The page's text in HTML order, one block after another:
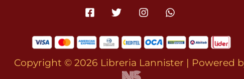
Copyright © 2026 Libreria Lannister | Powered